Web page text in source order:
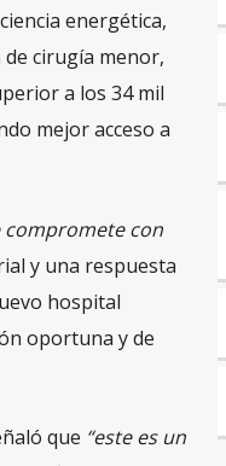
energética,
cirugía menor,
a los 34 mil
mejor acceso a
compromete con
y una respuesta
hospital
oportuna y de
que “este es un